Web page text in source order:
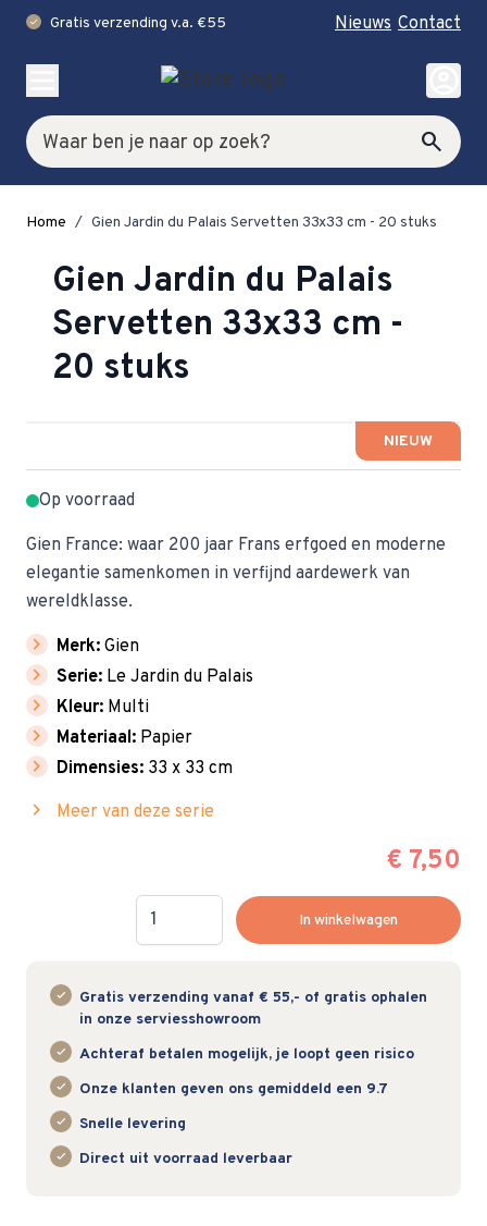
check Gratis verzending v.a. €55 Nieuws Contact
Zoek search
account_circle
Home / Gien Jardin du Palais Servetten 33x33 cm - 20 stuks
Gien Jardin du Palais
Servetten 33x33 cm -
20 stuks
NIEUW
Op voorraad
Gien France: waar 200 jaar Frans erfgoed en moderne
elegantie samenkomen in verfijnd aardewerk van
wereldklasse.
chevron_right Merk: Gien
chevron_right Serie: Le Jardin du Palais
chevron_right Kleur: Multi
chevron_right Materiaal: Papier
chevron_right Dimensies: 33 x 33 cm
chevron_right Meer van deze serie
€ 7,50
Hoeveelheid
In winkelwagen
Gratis verzending vanaf € 55,- of gratis ophalen
in onze serviesshowroom
Achteraf betalen mogelijk, je loopt geen risico
Onze klanten geven ons gemiddeld een 9.7
Snelle levering
Direct uit voorraad leverbaar